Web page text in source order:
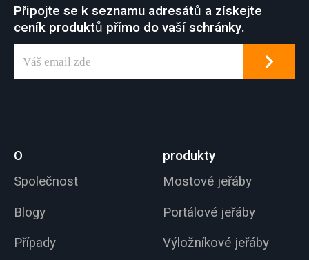
Připojte se k seznamu adresátů a získejte
ceník produktů přímo do vaší schránky.
O
Společnost
Blogy
Případy
produkty
Mostové jeřáby
Portálové jeřáby
Výložníkové jeřáby